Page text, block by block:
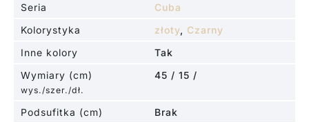
Seria
Cuba
Kolorystyka
złoty, Czarny
Inne kolory
Tak
Wymiary (cm)
wys./szer./dł.
45 / 15 /
Podsufitka (cm)
Brak